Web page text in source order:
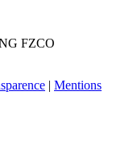
FZCO
| Mentions